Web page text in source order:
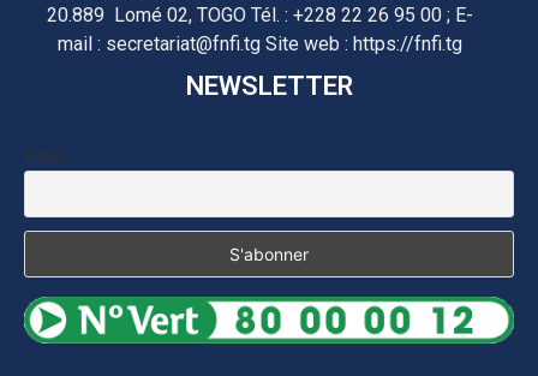
20.889 Lomé 02, TOGO Tél. : +228 22 26 95 00 ; E-
mail : secretariat@fnfi.tg Site web : https://fnfi.tg
NEWSLETTER
Email